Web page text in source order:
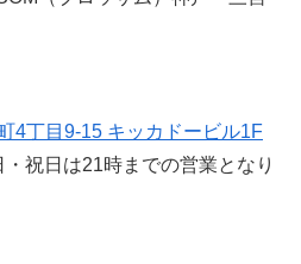
4丁目9-15 キッカドービル1F
祝日は21時までの営業となり